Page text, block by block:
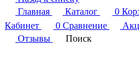
Главная
Каталог 0
Кабинет
0 Сравнение
Отзывы
Поиск